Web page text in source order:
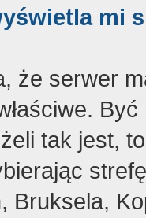
mi
że serwer
tak jest,
Bruksela,